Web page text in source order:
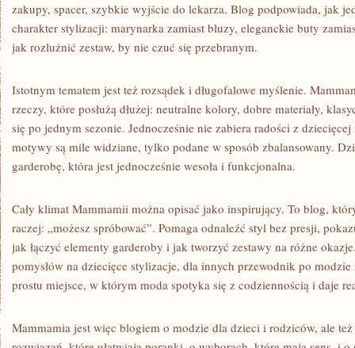
zakupy, spacer, szybkie wyjście do lekarza. Blog podpowiada, jak
charakter stylizacji: marynarka zamiast bluzy, eleganckie buty
jak rozluźnić zestaw, by nie czuć się przebranym.
Istotnym tematem jest też rozsądek i długofalowe myślenie.
rzeczy, które posłużą dłużej: neutralne kolory, dobre materiały,
się po jednym sezonie. Jednocześnie nie zabiera radości z
motywy są mile widziane, tylko podane w sposób zbalansowany.
garderobę, która jest jednocześnie wesoła i funkcjonalna.
Cały klimat Mammamii można opisać jako inspirujący. To blog,
raczej: „możesz spróbować”. Pomaga odnaleźć styl bez presji,
jak łączyć elementy garderoby i jak tworzyć zestawy na różne
pomysłów na dziecięce stylizacje, dla innych przewodnik po
prostu miejsce, w którym moda spotyka się z codziennością i daje
Mammamia jest więc blogiem o modzie dla dzieci i rodziców, ale